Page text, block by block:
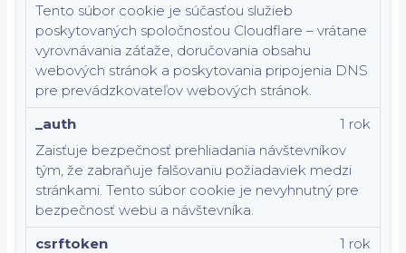
Tento súbor cookie je súčasťou služieb
poskytovaných spoločnosťou Cloudflare – vrátane
vyrovnávania záťaže, doručovania obsahu
webových stránok a poskytovania pripojenia DNS
pre prevádzkovateľov webových stránok.
_auth
Zaisťuje bezpečnosť prehliadania návštevníkov
tým, že zabraňuje falšovaniu požiadaviek medzi
stránkami. Tento súbor cookie je nevyhnutný pre
bezpečnosť webu a návštevníka.
1 rok
csrftoken
1 rok